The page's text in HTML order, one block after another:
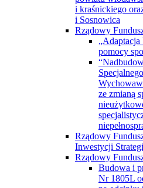
i kraśnickiego
i Sosnowica
Rządowy
pomocy
ze zmianą
Rządowy
Inwestycji
Rządowy
Budowa i
Nr 1805L